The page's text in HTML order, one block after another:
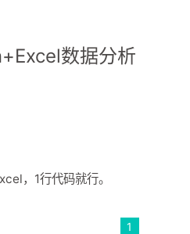
数据分析
，1行代码就行。
1